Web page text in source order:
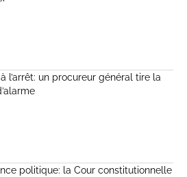
l’arrêt: un procureur général tire la
politique: la Cour constitutionnelle